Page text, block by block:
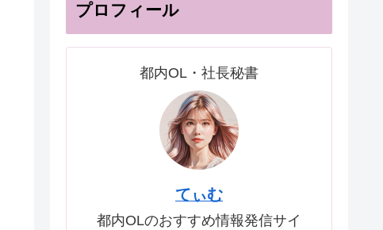
プロフィール
都内OL・社長秘書
てぃむ
都内OLのおすすめ情報発信サイ